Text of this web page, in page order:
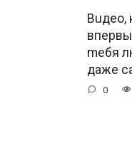
Buдeo,
meбя
дaжe
0